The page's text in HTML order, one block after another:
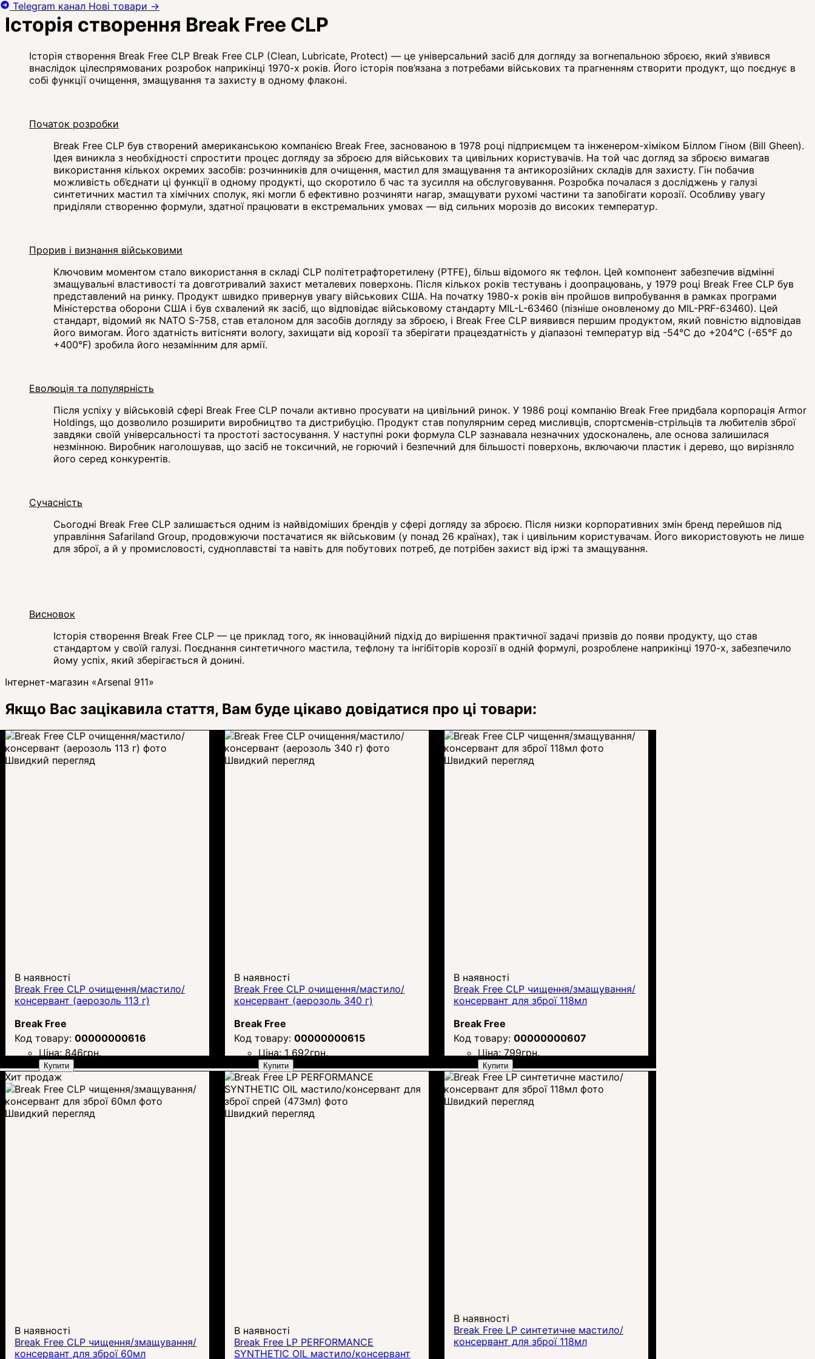
Історія створення Break Free CLP
Історія створення Break Free CLP Break Free CLP (Clean, Lubricate, Protect) — це універсальний засіб для догляду за вогнепальною зброєю, який з’явився
внаслідок цілеспрямованих розробок наприкінці 1970-х років. Його історія пов’язана з потребами військових та прагненням створити продукт, що поєднує в
собі функції очищення, змащування та захисту в одному флаконі.
Початок розробки
Break Free CLP був створений американською компанією Break Free, заснованою в 1978 році підприємцем та інженером-хіміком Біллом Гіном (Bill Gheen).
Ідея виникла з необхідності спростити процес догляду за зброєю для військових та цивільних користувачів. На той час догляд за зброєю вимагав
використання кількох окремих засобів: розчинників для очищення, мастил для змащування та антикорозійних складів для захисту. Гін побачив
можливість об’єднати ці функції в одному продукті, що скоротило б час та зусилля на обслуговування. Розробка почалася з досліджень у галузі
синтетичних мастил та хімічних сполук, які могли б ефективно розчиняти нагар, змащувати рухомі частини та запобігати корозії. Особливу увагу
приділяли створенню формули, здатної працювати в екстремальних умовах — від сильних морозів до високих температур.
Прорив і визнання військовими
Ключовим моментом стало використання в складі CLP політетрафторетилену (PTFE), більш відомого як тефлон. Цей компонент забезпечив відмінні
змащувальні властивості та довготривалий захист металевих поверхонь. Після кількох років тестувань і доопрацювань, у 1979 році Break Free CLP був
представлений на ринку. Продукт швидко привернув увагу військових США. На початку 1980-х років він пройшов випробування в рамках програми
Міністерства оборони США і був схвалений як засіб, що відповідає військовому стандарту MIL-L-63460 (пізніше оновленому до MIL-PRF-63460). Цей
стандарт, відомий як NATO S-758, став еталоном для засобів догляду за зброєю, і Break Free CLP виявився першим продуктом, який повністю відповідав
його вимогам. Його здатність витісняти вологу, захищати від корозії та зберігати працездатність у діапазоні температур від -54°C до +204°C (-65°F до
+400°F) зробила його незамінним для армії.
Еволюція та популярність
Після успіху у військовій сфері Break Free CLP почали активно просувати на цивільний ринок. У 1986 році компанію Break Free придбала корпорація Armor
Holdings, що дозволило розширити виробництво та дистрибуцію. Продукт став популярним серед мисливців, спортсменів-стрільців та любителів зброї
завдяки своїй універсальності та простоті застосування. У наступні роки формула CLP зазнавала незначних удосконалень, але основа залишилася
незмінною. Виробник наголошував, що засіб не токсичний, не горючий і безпечний для більшості поверхонь, включаючи пластик і дерево, що вирізняло
його серед конкурентів.
Сучасність
Сьогодні Break Free CLP залишається одним із найвідоміших брендів у сфері догляду за зброєю. Після низки корпоративних змін бренд перейшов під
управління Safariland Group, продовжуючи постачатися як військовим (у понад 26 країнах), так і цивільним користувачам. Його використовують не лише
для зброї, а й у промисловості, судноплавстві та навіть для побутових потреб, де потрібен захист від іржі та змащування.
Висновок
Історія створення Break Free CLP — це приклад того, як інноваційний підхід до вирішення практичної задачі призвів до появи продукту, що став
стандартом у своїй галузі. Поєднання синтетичного мастила, тефлону та інгібіторів корозії в одній формулі, розроблене наприкінці 1970-х, забезпечило
йому успіх, який зберігається й донині.
Інтернет-магазин «Arsenal 911»
Якщо Вас зацікавила стаття, Вам буде цікаво довідатися про ці товари:
Швидкий перегляд
В наявності
Break Free CLP очищення/мастило/
консервант (аерозоль 113 г)
Break Free
00000000616
Ціна: 846грн.
Купити
Швидкий перегляд
В наявності
Break Free CLP очищення/мастило/
консервант (аерозоль 340 г)
Break Free
00000000615
Ціна: 1 692грн.
Купити
Швидкий перегляд
В наявності
Break Free CLP чищення/змащування/
консервант для зброї 118мл
Break Free
00000000607
Ціна: 799грн.
Купити
Хит продаж
Швидкий перегляд
В наявності
Break Free CLP чищення/змащування/
консервант для зброї 60мл
Швидкий перегляд
В наявності
Break Free LP PERFORMANCE
SYNTHETIC OIL мастило/консервант
Швидкий перегляд
В наявності
Break Free LP синтетичне мастило/
консервант для зброї 118мл
Telegram канал Нові товари →